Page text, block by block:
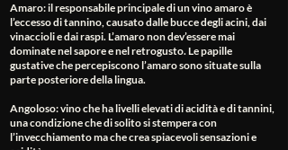
Amaro: il responsabile principale di un vino amaro è
l’eccesso di tannino, causato dalle bucce degli acini, dai
vinaccioli e dai raspi. L’amaro non dev’essere mai
dominate nel sapore e nel retrogusto. Le papille
gustative che percepiscono l’amaro sono situate sulla
parte posteriore della lingua.
Angoloso: vino che ha livelli elevati di acidità e di tannini,
una condizione che di solito si stempera con
l’invecchiamento ma che crea spiacevoli sensazioni e